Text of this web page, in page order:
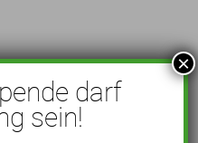
darf
sein!
×